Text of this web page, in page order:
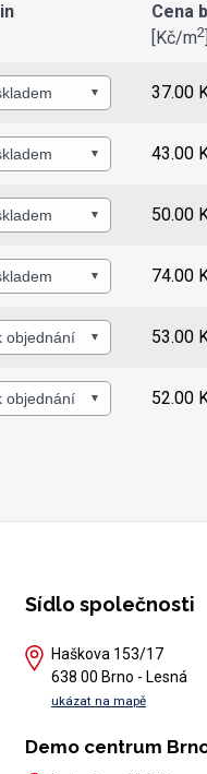
Cena
[Kč/m2
37.00
Detail
43.00
Detail
50.00
Detail
74.00
Detail
53.00
Detail
52.00
Detail
Sídlo společnosti
Haškova 153/17
638 00 Brno - Lesná
ukázat na mapě
Demo centrum